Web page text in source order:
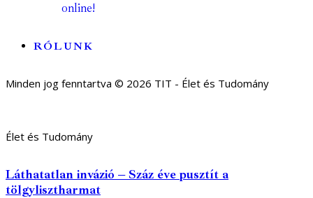
online!
RÓLUNK
Minden jog fenntartva © 2026 TIT - Élet és Tudomány
Élet és Tudomány
Láthatatlan invázió – Száz éve pusztít a
tölgylisztharmat